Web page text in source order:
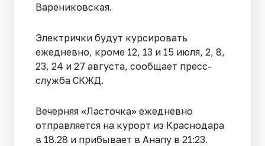
Варениковская.
Электрички будут курсировать
ежедневно, кроме 12, 13 и 15 июля, 2, 8,
23, 24 и 27 августа, сообщает пресс-
служба СКЖД.
Вечерняя «Ласточка» ежедневно
отправляется на курорт из Краснодара
в 18.28 и прибывает в Анапу в 21:23.